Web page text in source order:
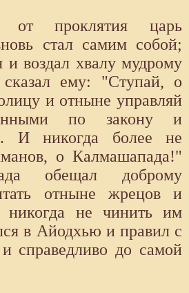
от проклятия царь
стал самим собой;
и воздал хвалу мудрому
ему: "Ступай, о
и отныне управляй
по закону и
И никогда более не
о Калмашапада!"
обещал доброму
отныне жрецов и
никогда не чинить им
в Айодхью и правил с
справедливо до самой